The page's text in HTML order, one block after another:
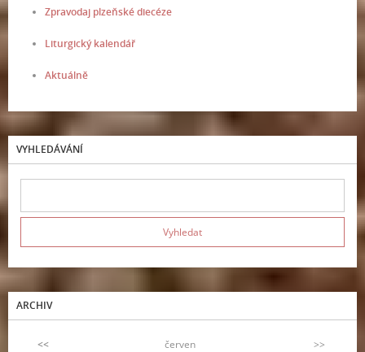
Zpravodaj plzeňské diecéze
Liturgický kalendář
Aktuálně
VYHLEDÁVÁNÍ
ARCHIV
<< červen
>>